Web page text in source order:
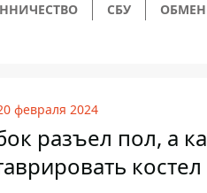
СБУ
февраля 2024
разъел пол, а